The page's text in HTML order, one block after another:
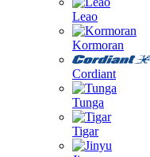
Leao
Kormoran
Cordiant
Tunga
Tigar